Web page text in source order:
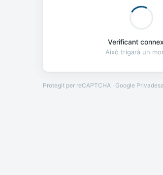
Verificant
Això trigarà un
Protegit per reCAPTCHA · Google Privadesa